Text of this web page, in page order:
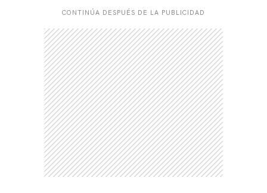
CONTINÚA DESPUÉS DE LA PUBLICIDAD
CARREGANDO PUBLICIDADE